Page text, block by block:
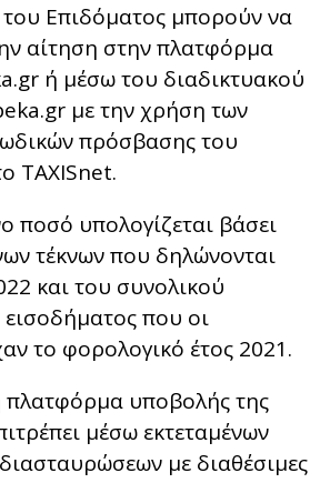
του Επιδόματος μπορούν να
αίτηση στην πλατφόρμα
ή μέσω του διαδικτυακού
με την χρήση των
πρόσβασης του
TAXISnet.
ποσό υπολογίζεται βάσει
τέκνων που δηλώνονται
και του συνολικού
εισοδήματος που οι
το φορολογικό έτος 2021.
πλατφόρμα υποβολής της
μέσω εκτεταμένων
με διαθέσιμες